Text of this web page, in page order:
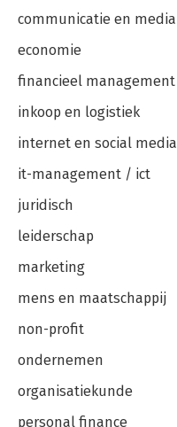
communicatie en media
economie
financieel management
inkoop en logistiek
internet en social media
it-management / ict
juridisch
leiderschap
marketing
mens en maatschappij
non-profit
ondernemen
organisatiekunde
personal finance